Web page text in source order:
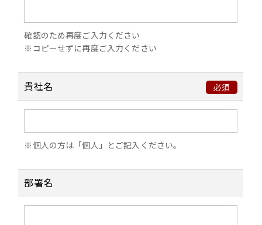
行使・義務の履行及びご案内や各種施策
の実施のため
当社グループ構成員の適正な労務管理の
法令・契約に基づく権利の行使又は義務
の履行のため
その他上記利用目的に関連・付随する業
4. 個人データの委託
確認のため再度ご入力ください
※コピーせずに再度ご入力ください
貴社名 必須
※個人の方は「個人」とご記入ください。
部署名